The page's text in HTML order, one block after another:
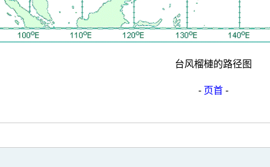
台风榴槤的路径图
- 页首 -